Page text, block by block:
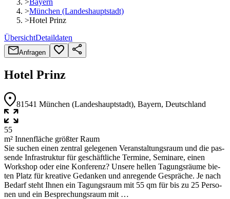
>München (Landeshauptstadt)
>Hotel Prinz
ÜbersichtDetaildaten
Anfragen
Hotel Prinz
81541 München (Landeshauptstadt), Bayern, Deutschland
55
m² Innenfläche größter Raum
Sie suchen einen zen­tral gele­ge­nen Ver­an­stal­tungs­raum und die pas­
sende Infra­struk­tur für geschäft­li­che Ter­mine, Semi­nare, einen
Work­shop oder eine Kon­fe­renz? Unsere hel­len Tagungs­räume bie­
ten Platz für krea­tive Gedan­ken und anre­gende Gespräche. Je nach
Bedarf steht Ihnen ein Tagungs­raum mit 55 qm für bis zu 25 Per­so­
nen und ein Bespre­chungs­raum mit …